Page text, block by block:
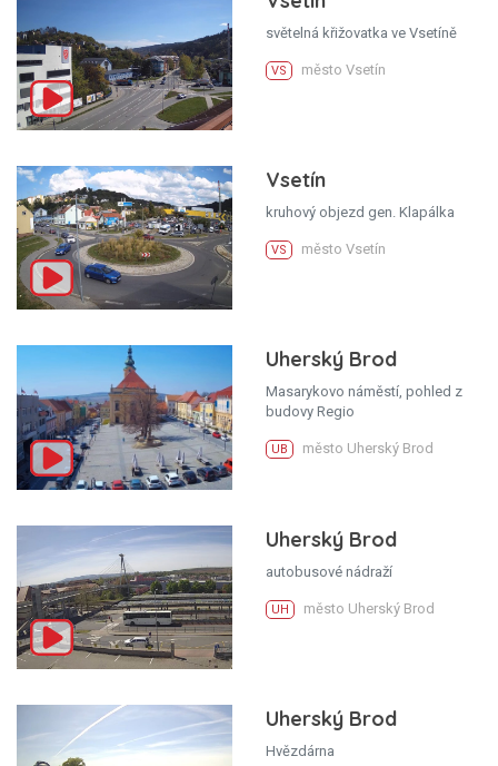
světelná křižovatka ve Vsetíně
VS město Vsetín
Vsetín
kruhový objezd gen. Klapálka
VS město Vsetín
Uherský Brod
Masarykovo náměstí, pohled z
budovy Regio
UB město Uherský Brod
Uherský Brod
autobusové nádraží
UH město Uherský Brod
Uherský Brod
Hvězdárna